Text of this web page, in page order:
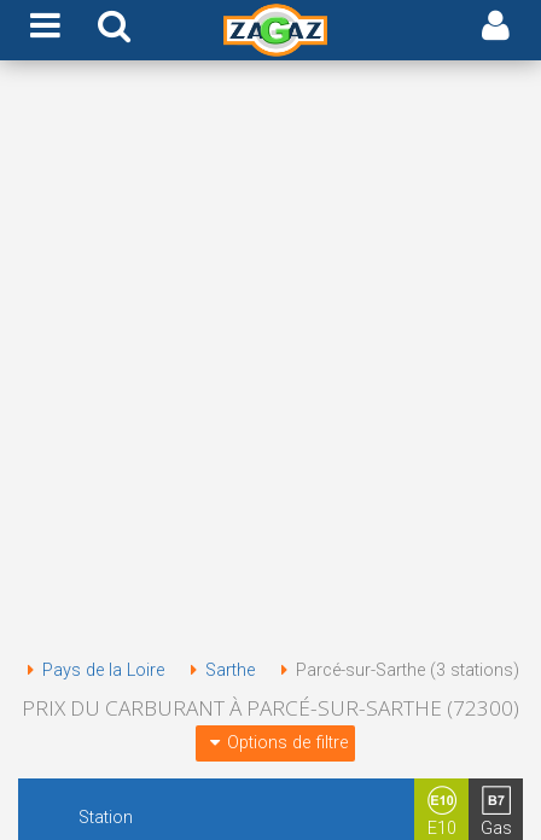
Pays de la Loire Sarthe Parcé-sur-Sarthe (3 stations)
PRIX DU CARBURANT À PARCÉ-SUR-SARTHE (72300)
Options de filtre
Station
E10 Gas